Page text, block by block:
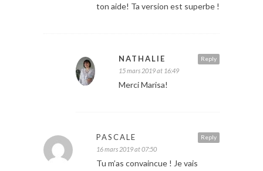
ton aide! Ta version est superbe !
Reply
NATHALIE
15 mars 2019 at 16:49
Merci Marisa!
Reply
PASCALE
16 mars 2019 at 07:50
Tu m’as convaincue ! Je vais